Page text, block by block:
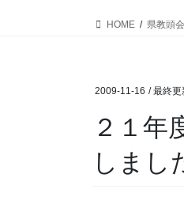
HOME 県教頭会
2009-11-16 / 最終更
２１年
しまし